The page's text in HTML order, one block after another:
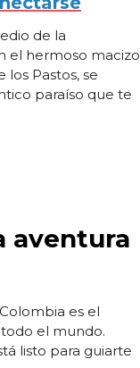
de la
el hermoso macizo
Pastos, se
paraíso que te
aventura
es el
el mundo.
listo para guiarte